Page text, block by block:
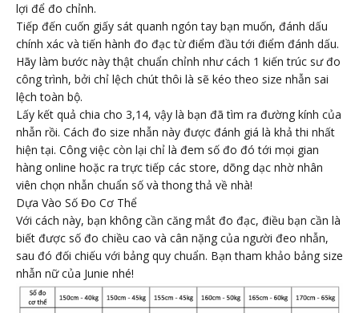
lợi để đo chỉnh.
Tiếp đến cuốn giấy sát quanh ngón tay bạn muốn, đánh dấu
chính xác và tiến hành đo đạc từ điểm đầu tới điểm đánh dấu.
Hãy làm bước này thật chuẩn chỉnh như cách 1 kiến trúc sư đo
công trình, bởi chỉ lệch chút thôi là sẽ kéo theo size nhẫn sai
lệch toàn bộ.
Lấy kết quả chia cho 3,14, vậy là bạn đã tìm ra đường kính của
nhẫn rồi. Cách đo size nhẫn này được đánh giá là khả thi nhất
hiện tại. Công việc còn lại chỉ là đem số đo đó tới mọi gian
hàng online hoặc ra trực tiếp các store, dõng dạc nhờ nhân
viên chọn nhẫn chuẩn số và thong thả về nhà!
Dựa Vào Số Đo Cơ Thể
Với cách này, bạn không cần căng mắt đo đạc, điều bạn cần là
biết được số đo chiều cao và cân nặng của người đeo nhẫn,
sau đó đối chiếu với bảng quy chuẩn. Bạn tham khảo bảng size
nhẫn nữ của Junie nhé!